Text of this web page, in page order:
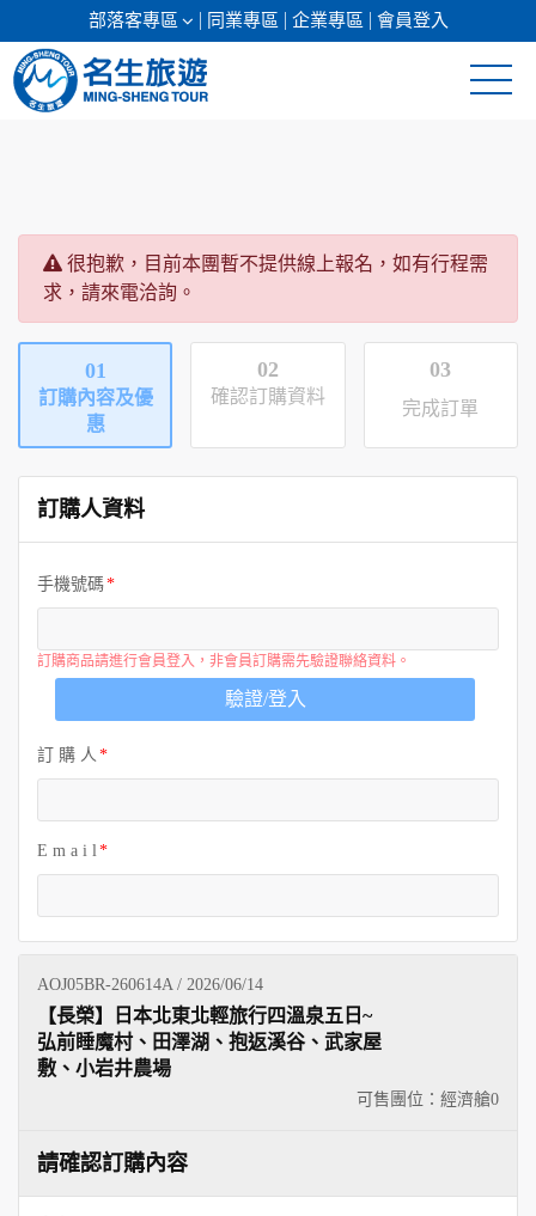
部落客專區 同業專區 企業專區 會員登入
郵輪假期
海島假期
韓國
東南亞
美加紐澳
很抱歉，目前本團暫不提供線上報名，如有行程需
求，請來電洽詢。
01
訂購內容及優
惠
02
確認訂購資料
03
完成訂單
訂購人資料
手機號碼
訂購商品請進行會員登入，非會員訂購需先驗證聯絡資料。
驗證/登入
訂 購 人
E m a i l
AOJ05BR-260614A / 2026/06/14
可售團位：經濟艙0
【長榮】日本北東北輕旅行四溫泉五日~
弘前睡魔村、田澤湖、抱返溪谷、武家屋
敷、小岩井農場
請確認訂購內容